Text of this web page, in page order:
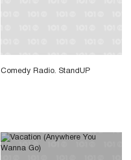
Comedy Radio. StandUP